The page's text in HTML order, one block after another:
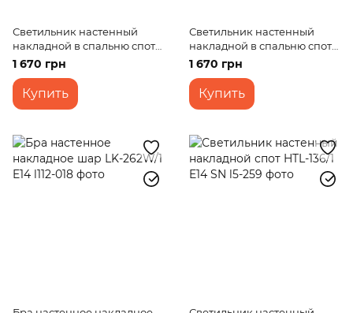
Светильник настенный
накладной в спальню спот
для чтения BR-537W/1WH
1 670 грн
Купить
Светильник настенный
накладной в спальню спот
для чтения BR-537W/1CB
1 670 грн
Купить